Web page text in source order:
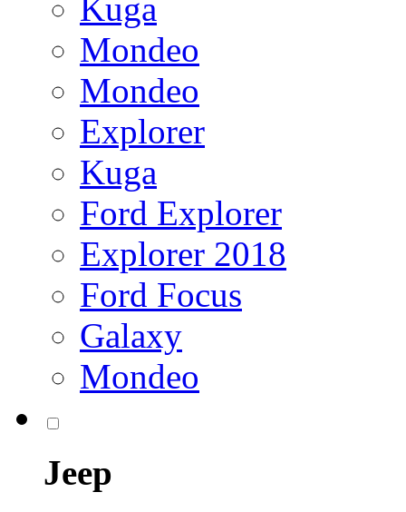
Kuga
Mondeo
Mondeo
Explorer
Kuga
Ford Explorer
Explorer 2018
Ford Focus
Galaxy
Mondeo
Jeep